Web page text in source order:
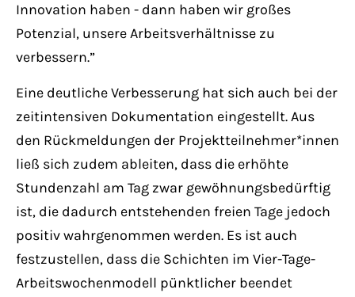
Innovation haben - dann haben wir großes
Potenzial, unsere Arbeitsverhältnisse zu
verbessern.”
Eine deutliche Verbesserung hat sich auch bei der
zeitintensiven Dokumentation eingestellt. Aus
den Rückmeldungen der Projektteilnehmer*innen
ließ sich zudem ableiten, dass die erhöhte
Stundenzahl am Tag zwar gewöhnungsbedürftig
ist, die dadurch entstehenden freien Tage jedoch
positiv wahrgenommen werden. Es ist auch
festzustellen, dass die Schichten im Vier-Tage-
Arbeitswochenmodell pünktlicher beendet